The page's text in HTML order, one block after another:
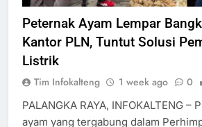
Peternak Ayam Lempar
Kantor PLN, Tuntut Solusi
Listrik
Tim Infokalteng 1 week ago 0
PALANGKA RAYA, INFOKALTENG –
ayam yang tergabung dalam